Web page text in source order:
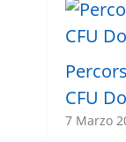
CFU
7 Marzo